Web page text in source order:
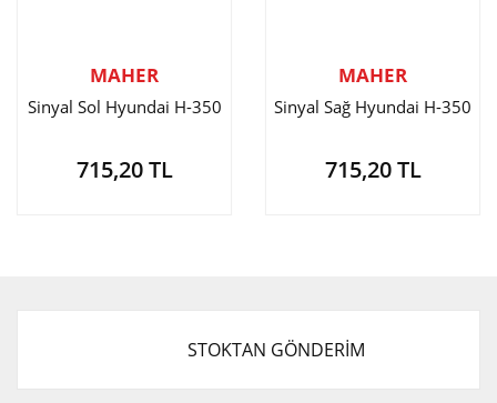
MAHER
Sinyal Sol Hyundai H-350
715,20 TL
MAHER
Sinyal Sağ Hyundai H-350
715,20 TL
STOKTAN GÖNDERİM